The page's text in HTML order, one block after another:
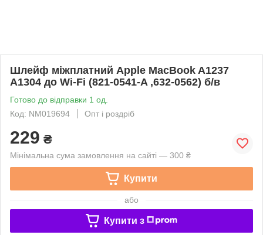
Шлейф міжплатний Apple MacBook A1237
A1304 до Wi-Fi (821-0541-A ,632-0562) б/в
Готово до відправки 1 од.
Код: NM019694
Опт і роздріб
229 ₴
Мінімальна сума замовлення на сайті — 300 ₴
Купити
або
Купити з